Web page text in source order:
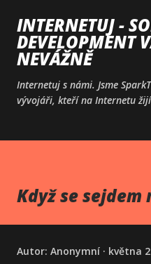
Přeskočit
INTERNETUJ -
DEVELOPMENT
NEVÁŽNĚ
Internetuj s námi. Jsme
vývojáři, kteří na Internetu
Když se sejdem
Autor: Anonymní května